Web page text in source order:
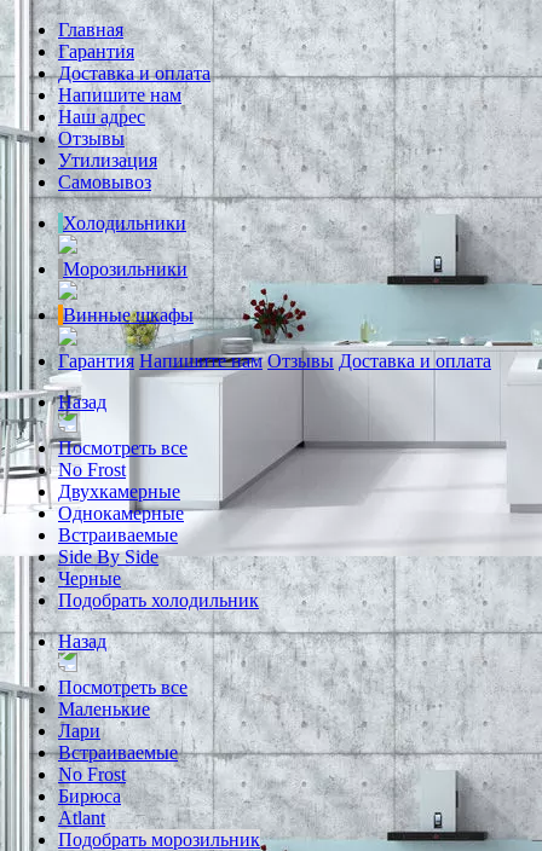
Главная
Гарантия
Доставка и оплата
Напишите нам
Наш адрес
Отзывы
Утилизация
Самовывоз
Холодильники
Морозильники
Винные шкафы
Гарантия Напишите нам Отзывы Доставка и оплата
Назад
Посмотреть все
No Frost
Двухкамерные
Однокамерные
Встраиваемые
Side By Side
Черные
Подобрать холодильник
Назад
Посмотреть все
Маленькие
Лари
Встраиваемые
No Frost
Бирюса
Atlant
Подобрать морозильник